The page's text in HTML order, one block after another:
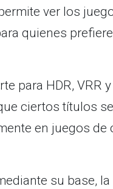
ver los
quienes
para HDR, VRR
ciertos títulos
en juegos de
su base,